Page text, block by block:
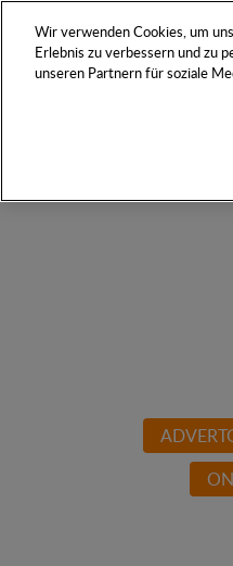
Wir verwenden Cookies, um
Erlebnis zu verbessern und zu
unseren Partnern für soziale